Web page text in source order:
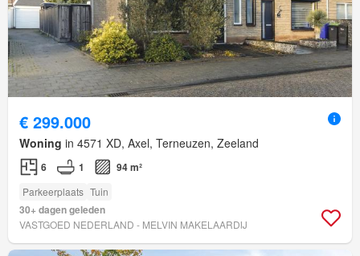
€ 299.000
Woning in 4571 XD, Axel, Terneuzen, Zeeland
6 1 94 m²
Parkeerplaats Tuin
30+ dagen geleden
VASTGOED NEDERLAND - MELVIN MAKELAARDIJ